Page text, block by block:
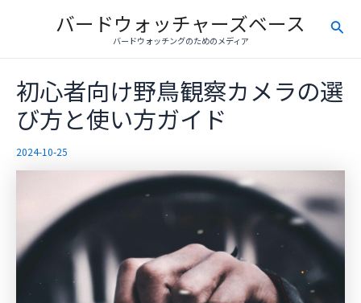
バードウォッチャーズベース
バードウォッチングのためのメディア
検
初心者向け野鳥観察カメラの選
び方と使い方ガイド
2024-10-25